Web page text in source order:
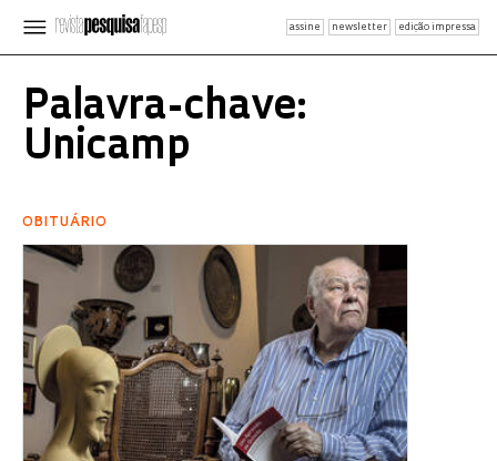
assine newsletter edição impressa
Palavra-chave:
Unicamp
OBITUÁRIO